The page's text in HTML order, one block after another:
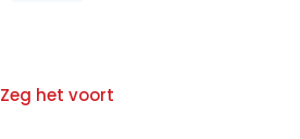
Zeg het voort